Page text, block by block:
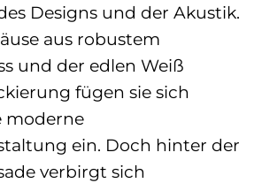
Designs und der Akustik.
aus robustem
und der edlen Weiß
fügen sie sich
moderne
ein. Doch hinter der
verbirgt sich